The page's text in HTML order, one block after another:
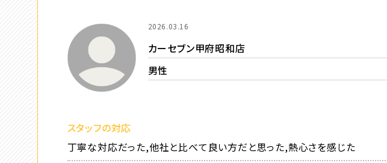
2026.03.16
カーセブン甲府昭和店
男性
スタッフの対応
丁寧な対応だった,他社と比べて良い方だと思った,熱心さを感じた